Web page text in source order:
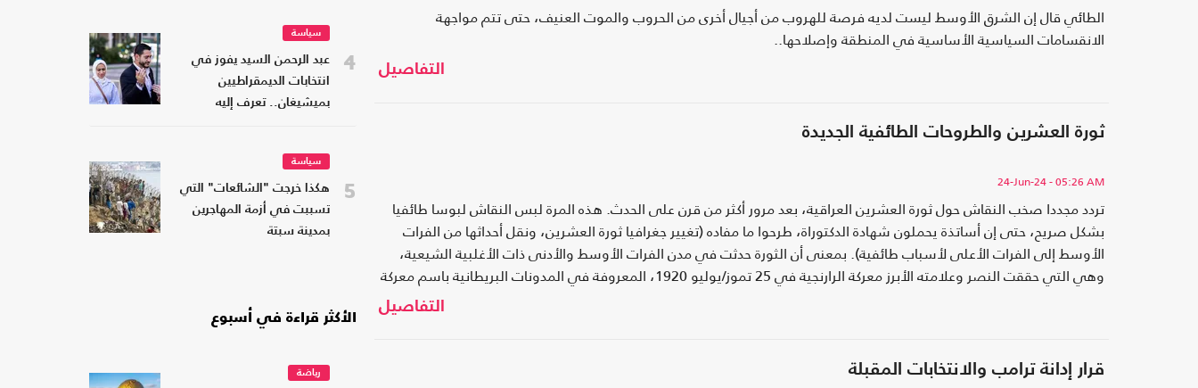
الطائي قال إن الشرق الأوسط ليست لديه فرصة للهروب من أجيال أخرى من الحروب والموت العنيف، حتى تتم مواجهة
الانقسامات السياسية الأساسية في المنطقة وإصلاحها..
التفاصيل
ثورة العشرين والطروحات الطائفية الجديدة
24-Jun-24- 05:26 AM
تردد مجددا صخب النقاش حول ثورة العشرين العراقية، بعد مرور أكثر من قرن على الحدث. هذه المرة لبس النقاش لبوسا طائفيا
بشكل صريح، حتى إن أساتذة يحملون شهادة الدكتوراة، طرحوا ما مفاده (تغيير جغرافيا ثورة العشرين، ونقل أحداثها من الفرات
الأوسط إلى الفرات الأعلى لأسباب طائفية). بمعنى أن الثورة حدثت في مدن الفرات الأوسط والأدنى ذات الأغلبية الشيعية،
وهي التي حققت النصر وعلامته الأبرز معركة الرارنجية في 25 تموز/يوليو 1920، المعروفة في المدونات البريطانية باسم معركة
رتل مانشستر، التي وصفها قائد القوات البريطانية في العراق الجنرال هالدين بـ(الكارثة)، وتم لاحقا تحويل كل ذلك في الطروحات
التفاصيل
قرار إدانة ترامب والانتخابات المقبلة
4
سياسة
عبد الرحمن السيد يفوز في
انتخابات الديمقراطيين
بميشيغان.. تعرف إليه
5
سياسة
هكذا خرجت "الشائعات" التي
تسببت في أزمة المهاجرين
بمدينة سبتة
الأكثر قراءة في أسبوع
رياضة